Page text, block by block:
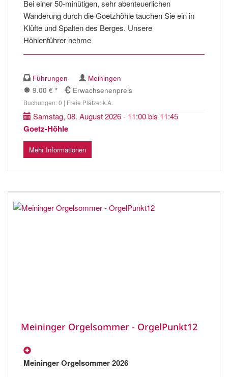
Bei einer 50-minütigen, sehr abenteuerlichen
Wanderung durch die Goetzhöhle tauchen Sie ein in
Klüfte und Spalten des Berges. Unsere
Höhlenführer nehme
Führungen
Meiningen
9.00 € *
Erwachsenenpreis
Buchungen: 0 | Freie Plätze: k.A.
Samstag, 08. August 2026 - 11:00 bis 11:45
Goetz-Höhle
Mehr Informationen
Meininger Orgelsommer - OrgelPunkt12
Meininger Orgelsommer 2026